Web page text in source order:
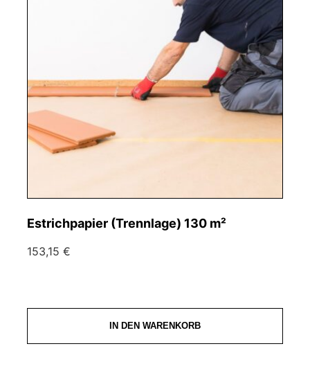
Estrichpapier (Trennlage) 130 m²
153,15 €
IN DEN WARENKORB